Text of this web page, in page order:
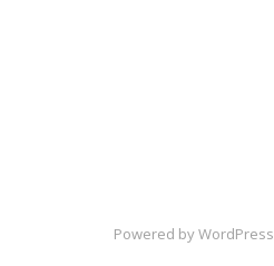
Powered byWordPress